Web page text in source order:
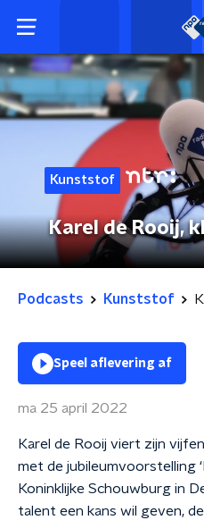
Kunststof
Karel de Rooij,
Podcasts Kunststof
Speel aflevering af
ma 25 april 2022
Karel de Rooij viert zijn
met de jubileumvoorstelling
Koninklijke Schouwburg in
talent een kans wil geven,